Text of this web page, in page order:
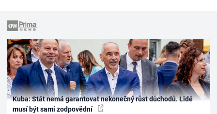
Kuba: Stát nemá garantovat nekonečný růst důchodů. Lidé
musí být sami zodpovědní